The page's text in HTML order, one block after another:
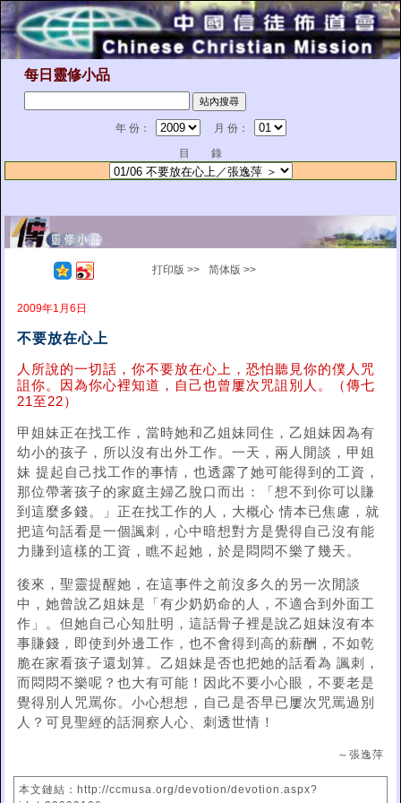
每日靈修小品
年 份：
月 份：
目 錄
打印版 >> 简体版 >>
2009年1月6日
不要放在心上
人所說的一切話，你不要放在心上，恐怕聽見你的僕人咒
詛你。因為你心裡知道，自己也曾屢次咒詛別人。（傳七
21至22）
甲姐妹正在找工作，當時她和乙姐妹同住，乙姐妹因為有
幼小的孩子，所以沒有出外工作。一天，兩人閒談，甲姐
妹 提起自己找工作的事情，也透露了她可能得到的工資，
那位帶著孩子的家庭主婦乙脫口而出：「想不到你可以賺
到這麼多錢。」正在找工作的人，大概心 情本已焦慮，就
把這句話看是一個諷刺，心中暗想對方是覺得自己沒有能
力賺到這樣的工資，瞧不起她，於是悶悶不樂了幾天。
後來，聖靈提醒她，在這事件之前沒多久的另一次閒談
中，她曾說乙姐妹是「有少奶奶命的人，不適合到外面工
作」。但她自己心知肚明，這話骨子裡是說乙姐妹沒有本
事賺錢，即使到外邊工作，也不會得到高的薪酬，不如乾
脆在家看孩子還划算。乙姐妹是否也把她的話看為 諷刺，
而悶悶不樂呢？也大有可能！因此不要小心眼，不要老是
覺得別人咒罵你。小心想想，自己是否早已屢次咒罵過別
人？可見聖經的話洞察人心、刺透世情！
～張逸萍
本文鏈結：http://ccmusa.org/devotion/devotion.aspx?